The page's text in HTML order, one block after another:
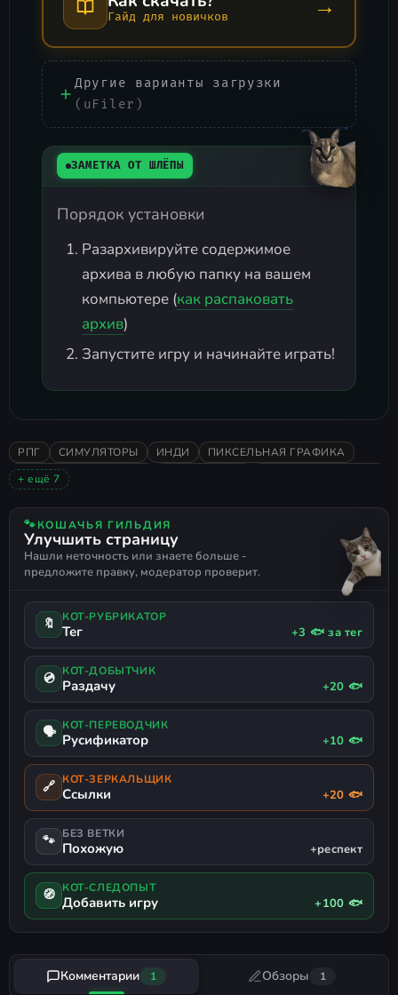
Гайд для новичков →
Другие варианты загрузки
(uFiler)
ЗАМЕТКА ОТ ШЛЁПЫ
Порядок установки
Разархивируйте содержимое
архива в любую папку на вашем
компьютере (как распаковать
архив)
Запустите игру и начинайте играть!
РПГ СИМУЛЯТОРЫ ИНДИ
ПИКСЕЛЬНАЯ ГРАФИКА
НИЗКИЕ ТРЕБОВАНИЯ
РАССЛАБЛЯЮЩАЯ
ПОДДЕРЖКА ГЕЙМПАДА
+ ещё 7
🐾КОШАЧЬЯ ГИЛЬДИЯ
Улучшить страницу
Нашли неточность или знаете больше -
предложите правку, модератор проверит.
🔖 КОТ-РУБРИКАТОР
Тег +3 🐟 за тег
💿 КОТ-ДОБЫТЧИК
Раздачу +20 🐟
🗣 КОТ-ПЕРЕВОДЧИК
Русификатор +10 🐟
🔗 КОТ-ЗЕРКАЛЬЩИК
Ссылки +20 🐟
🐾 БЕЗ ВЕТКИ
Похожую +респект
🧭 КОТ-СЛЕДОПЫТ
Добавить игру +100 🐟
Комментарии 1 Обзоры 1